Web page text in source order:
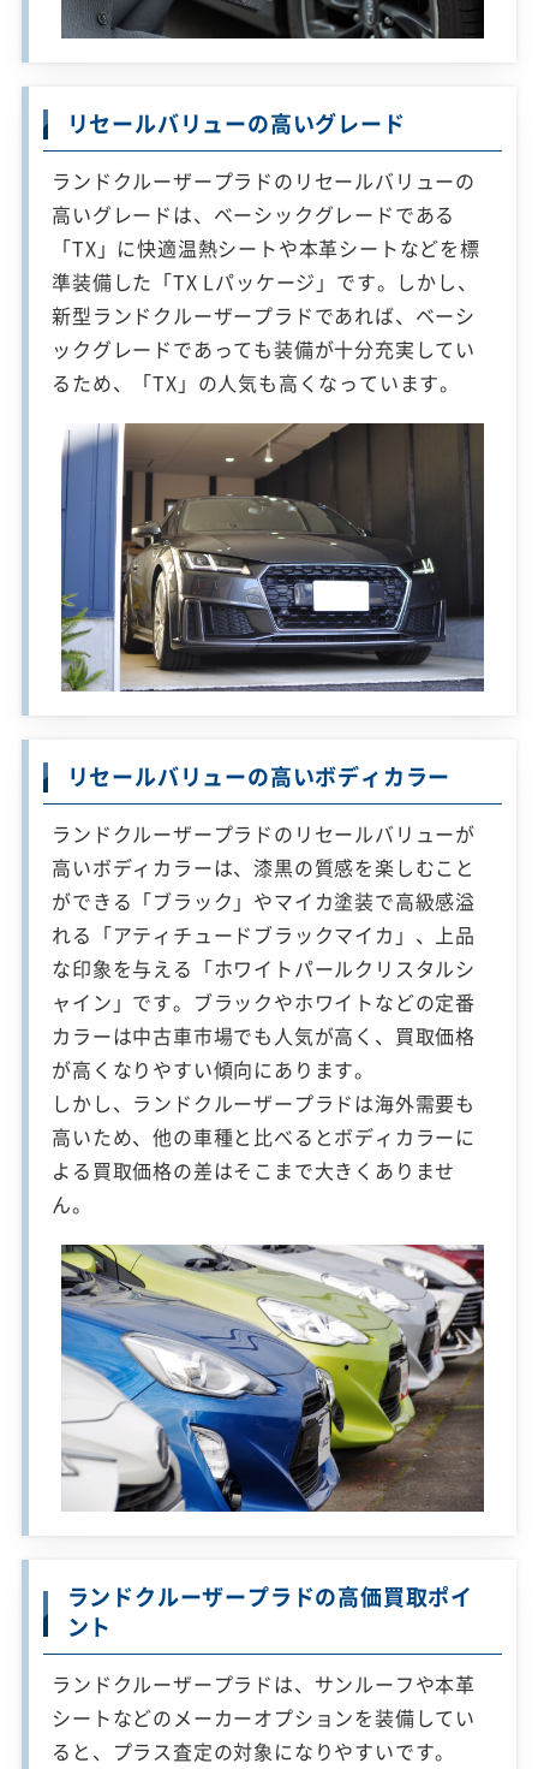
リセールバリューの高いグレード
ランドクルーザープラドのリセールバリューの
高いグレードは、ベーシックグレードである
「TX」に快適温熱シートや本革シートなどを標
準装備した「TX Lパッケージ」です。しかし、
新型ランドクルーザープラドであれば、ベーシ
ックグレードであっても装備が十分充実してい
るため、「TX」の人気も高くなっています。
リセールバリューの高いボディカラー
ランドクルーザープラドのリセールバリューが
高いボディカラーは、漆黒の質感を楽しむこと
ができる「ブラック」やマイカ塗装で高級感溢
れる「アティチュードブラックマイカ」、上品
な印象を与える「ホワイトパールクリスタルシ
ャイン」です。ブラックやホワイトなどの定番
カラーは中古車市場でも人気が高く、買取価格
が高くなりやすい傾向にあります。
しかし、ランドクルーザープラドは海外需要も
高いため、他の車種と比べるとボディカラーに
よる買取価格の差はそこまで大きくありませ
ん。
ランドクルーザープラドの高価買取ポイ
ント
ランドクルーザープラドは、サンルーフや本革
シートなどのメーカーオプションを装備してい
ると、プラス査定の対象になりやすいです。